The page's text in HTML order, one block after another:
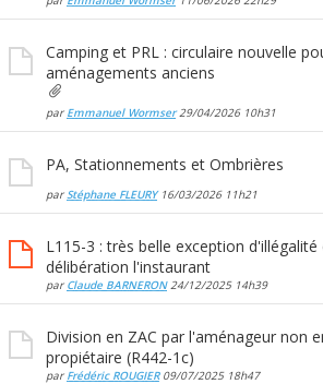
Camping et PRL : circulaire nouvelle
aménagements anciens
par Emmanuel Wormser29/04/2026 10h31
PA, Stationnements et Ombrières
parStéphane FLEURY16/03/2026 11h21
L115-3 : très belle exception d'illégalité
délibération l'instaurant
par Claude BARNERON24/12/2025 14h39
Division en ZAC par l'aménageur non
propiétaire (R442-1c)
par Frédéric ROUGIER09/07/2025 18h47